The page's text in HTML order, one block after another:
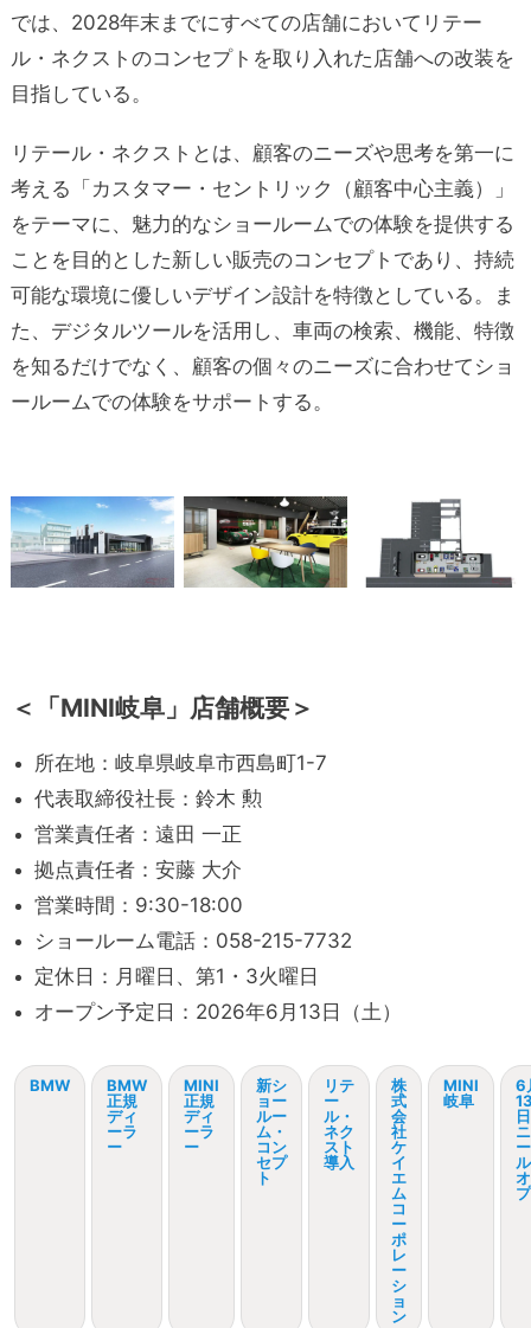
では、2028年末までにすべての店舗においてリテー
ル・ネクストのコンセプトを取り入れた店舗への改装を
目指している。
リテール・ネクストとは、顧客のニーズや思考を第一に
考える「カスタマー・セントリック（顧客中心主義）」
をテーマに、魅力的なショールームでの体験を提供する
ことを目的とした新しい販売のコンセプトであり、持続
可能な環境に優しいデザイン設計を特徴としている。ま
た、デジタルツールを活用し、車両の検索、機能、特徴
を知るだけでなく、顧客の個々のニーズに合わせてショ
ールームでの体験をサポートする。
＜「MINI岐阜」店舗概要＞
所在地：岐阜県岐阜市西島町1-7
代表取締役社長：鈴木 勲
営業責任者：遠田 一正
拠点責任者：安藤 大介
営業時間：9:30-18:00
ショールーム電話：058-215-7732
定休日：月曜日、第1・3火曜日
オープン予定日：2026年6月13日（土）
BMW
BMW
正規
ディ
ーラ
ー
MINI
正規
ディ
ーラ
ー
新シ
ョー
ルー
ム・
コン
セプ
ト
リテ
ー
ル・
ネク
スト
導入
株
式
会
社
ケ
イ
エ
ム
コ
ー
ポ
レ
ー
シ
ョ
ン
MINI
岐阜
6